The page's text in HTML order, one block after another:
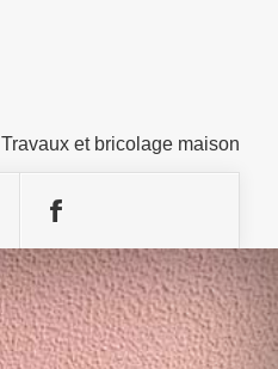
Travaux et bricolage maison